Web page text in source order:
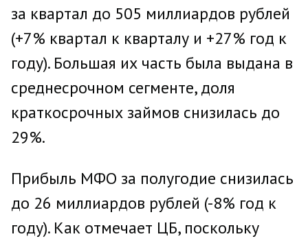
за квартал до 505 миллиардов рублей
(+7% квартал к кварталу и +27% год к
году). Большая их часть была выдана в
среднесрочном сегменте, доля
краткосрочных займов снизилась до
29%.
Прибыль МФО за полугодие снизилась
до 26 миллиардов рублей (-8% год к
году). Как отмечает ЦБ, поскольку